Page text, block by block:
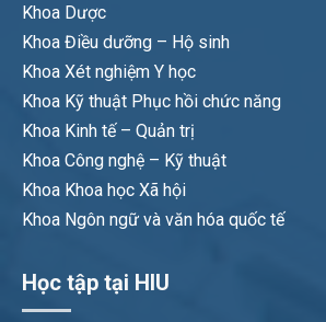
Khoa Dược
Khoa Điều dưỡng – Hộ sinh
Khoa Xét nghiệm Y học
Khoa Kỹ thuật Phục hồi chức năng
Khoa Kinh tế – Quản trị
Khoa Công nghệ – Kỹ thuật
Khoa Khoa học Xã hội
Khoa Ngôn ngữ và văn hóa quốc tế
Học tập tại HIU